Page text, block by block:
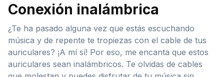
Conexión inalámbrica
¿Te ha pasado alguna vez que estás escuchando
música y de repente te tropiezas con el cable de tus
auriculares? ¡A mí sí! Por eso, me encanta que estos
auriculares sean inalámbricos. Te olvidas de cables